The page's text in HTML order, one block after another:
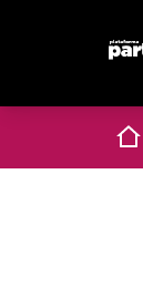
Inici